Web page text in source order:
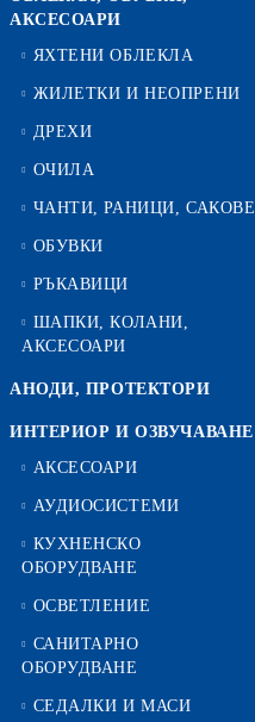
АКСЕСОАРИ
ЯХТЕНИ ОБЛЕКЛА
ЖИЛЕТКИ И НЕОПРЕНИ
ДРЕХИ
ОЧИЛА
ЧАНТИ, РАНИЦИ, САКОВЕ
ОБУВКИ
РЪКАВИЦИ
ШАПКИ, КОЛАНИ,
АКСЕСОАРИ
АНОДИ, ПРОТЕКТОРИ
ИНТЕРИОР И ОЗВУЧАВАНЕ
АКСЕСОАРИ
АУДИОСИСТЕМИ
КУХНЕНСКО
ОБОРУДВАНЕ
ОСВЕТЛЕНИЕ
САНИТАРНО
ОБОРУДВАНЕ
СЕДАЛКИ И МАСИ